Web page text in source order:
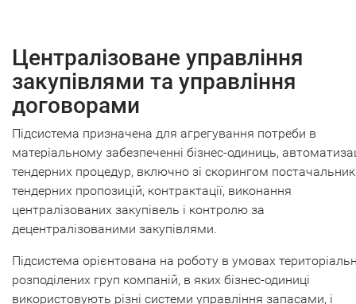
Централізоване управління
закупівлями та управління
договорами
Підсистема призначена для агрегування потреби в
матеріальному забезпеченні бізнес-одиниць,
тендерних процедур, включно зі скорингом
тендерних пропозицій, контрактації, виконання
централізованих закупівель і контролю за
децентралізованими закупівлями.
Підсистема орієнтована на роботу в умовах
розподілених груп компаній, в яких бізнес-одиниці
використовують різні системи управління запасами, і